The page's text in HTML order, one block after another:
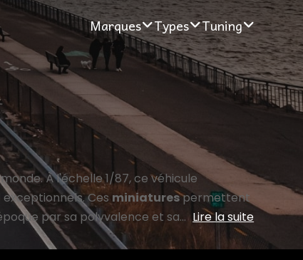
Marques Types Tuning
À l'échelle 1/87, ce véhicule
exceptionnels. Ces miniaturespermettent
par sa polyvalence et sa... Lire la suite